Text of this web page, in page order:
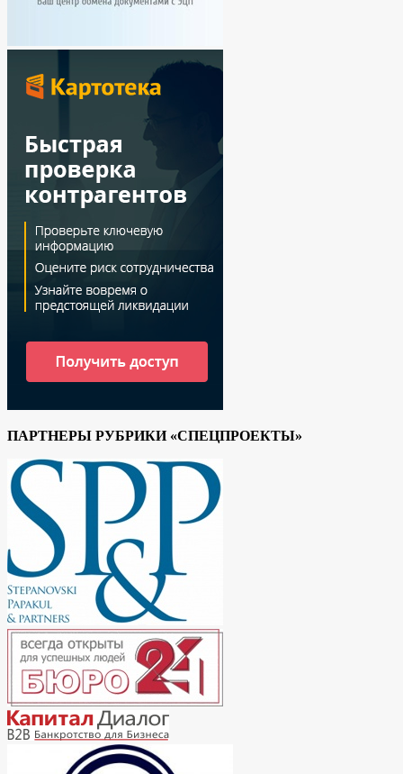
ПАРТНЕРЫ РУБРИКИ «СПЕЦПРОЕКТЫ»